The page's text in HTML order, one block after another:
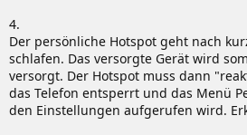
4.
Der persönliche Hotspot geht nach
schlafen. Das versorgte Gerät wird
versorgt. Der Hotspot muss dann
das Telefon entsperrt und das Menü
den Einstellungen aufgerufen wird.